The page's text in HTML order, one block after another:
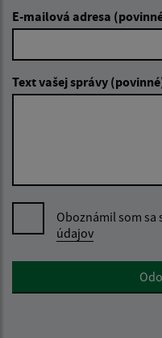
E-mailová adresa
Text vašej správy
Oboznámil som sa
údajov
Google reCaptcha Response